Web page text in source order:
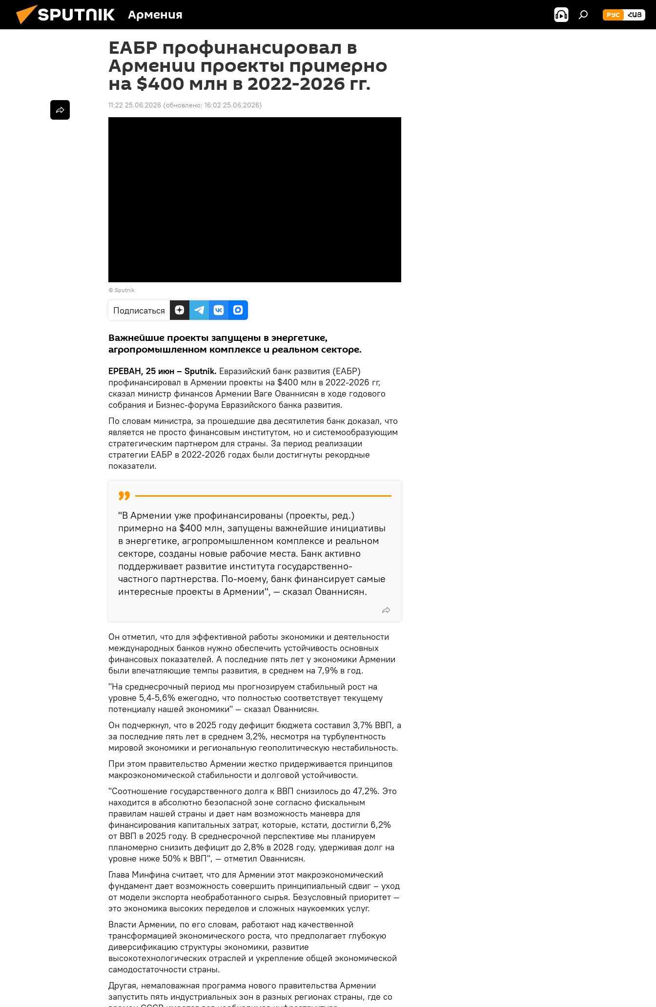
Армения РУС ՀԱՅ
ЕАБР профинансировал в
Армении проекты примерно
на $400 млн в 2022-2026 гг.
11:22 25.06.2026 (обновлено: 16:02 25.06.2026)
© Sputnik
Подписаться
Важнейшие проекты запущены в энергетике,
агропромышленном комплексе и реальном секторе.
ЕРЕВАН, 25 июн – Sputnik. Евразийский банк развития (ЕАБР)
профинансировал в Армении проекты на $400 млн в 2022-2026 гг,
сказал министр финансов Армении Ваге Ованнисян в ходе годового
собрания и Бизнес-форума Евразийского банка развития.
По словам министра, за прошедшие два десятилетия банк доказал, что
является не просто финансовым институтом, но и системообразующим
стратегическим партнером для страны. За период реализации
стратегии ЕАБР в 2022-2026 годах были достигнуты рекордные
показатели.
"В Армении уже профинансированы (проекты, ред.)
примерно на $400 млн, запущены важнейшие инициативы
в энергетике, агропромышленном комплексе и реальном
секторе, созданы новые рабочие места. Банк активно
поддерживает развитие института государственно-
частного партнерства. По-моему, банк финансирует самые
интересные проекты в Армении", — сказал Ованнисян.
Он отметил, что для эффективной работы экономики и деятельности
международных банков нужно обеспечить устойчивость основных
финансовых показателей. А последние пять лет у экономики Армении
были впечатляющие темпы развития, в среднем на 7,9% в год.
"На среднесрочный период мы прогнозируем стабильный рост на
уровне 5,4-5,6% ежегодно, что полностью соответствует текущему
потенциалу нашей экономики" — сказал Ованнисян.
Он подчеркнул, что в 2025 году дефицит бюджета составил 3,7% ВВП, а
за последние пять лет в среднем 3,2%, несмотря на турбулентность
мировой экономики и региональную геополитическую нестабильность.
При этом правительство Армении жестко придерживается принципов
макроэкономической стабильности и долговой устойчивости.
"Соотношение государственного долга к ВВП снизилось до 47,2%. Это
находится в абсолютно безопасной зоне согласно фискальным
правилам нашей страны и дает нам возможность маневра для
финансирования капитальных затрат, которые, кстати, достигли 6,2%
от ВВП в 2025 году. В среднесрочной перспективе мы планируем
планомерно снизить дефицит до 2,8% в 2028 году, удерживая долг на
уровне ниже 50% к ВВП", — отметил Ованнисян.
Глава Минфина считает, что для Армении этот макроэкономический
фундамент дает возможность совершить принципиальный сдвиг – уход
от модели экспорта необработанного сырья. Безусловный приоритет —
это экономика высоких переделов и сложных наукоемких услуг.
Власти Армении, по его словам, работают над качественной
трансформацией экономического роста, что предполагает глубокую
диверсификацию структуры экономики, развитие
высокотехнологических отраслей и укрепление общей экономической
самодостаточности страны.
Другая, немаловажная программа нового правительства Армении
запустить пять индустриальных зон в разных регионах страны, где со